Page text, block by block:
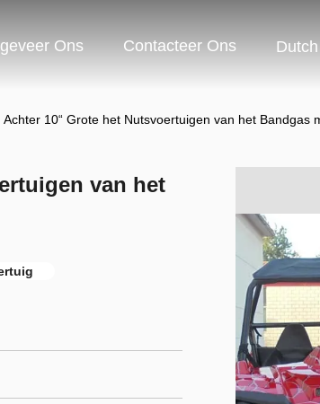
Ons Contacteer Ons Dutch
Achter 10“ Grote het Nutsvoertuigen van het Bandgas
van het